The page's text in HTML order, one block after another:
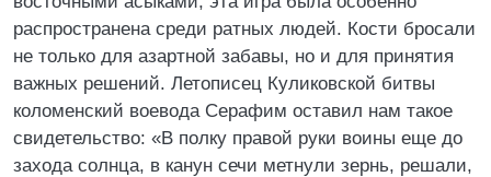
распространена среди ратных людей. Кости бросали
не только для азартной забавы, но и для принятия
важных решений. Летописец Куликовской битвы
коломенский воевода Серафим оставил нам такое
свидетельство: «В полку правой руки воины еще до
захода солнца, в канун сечи метнули зернь, решали,